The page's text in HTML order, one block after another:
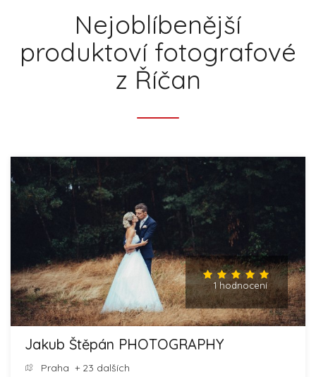
Nejoblíbenější
produktoví fotografové
z Říčan
1 hodnocení
Jakub Štěpán PHOTOGRAPHY
Praha + 23 dalších